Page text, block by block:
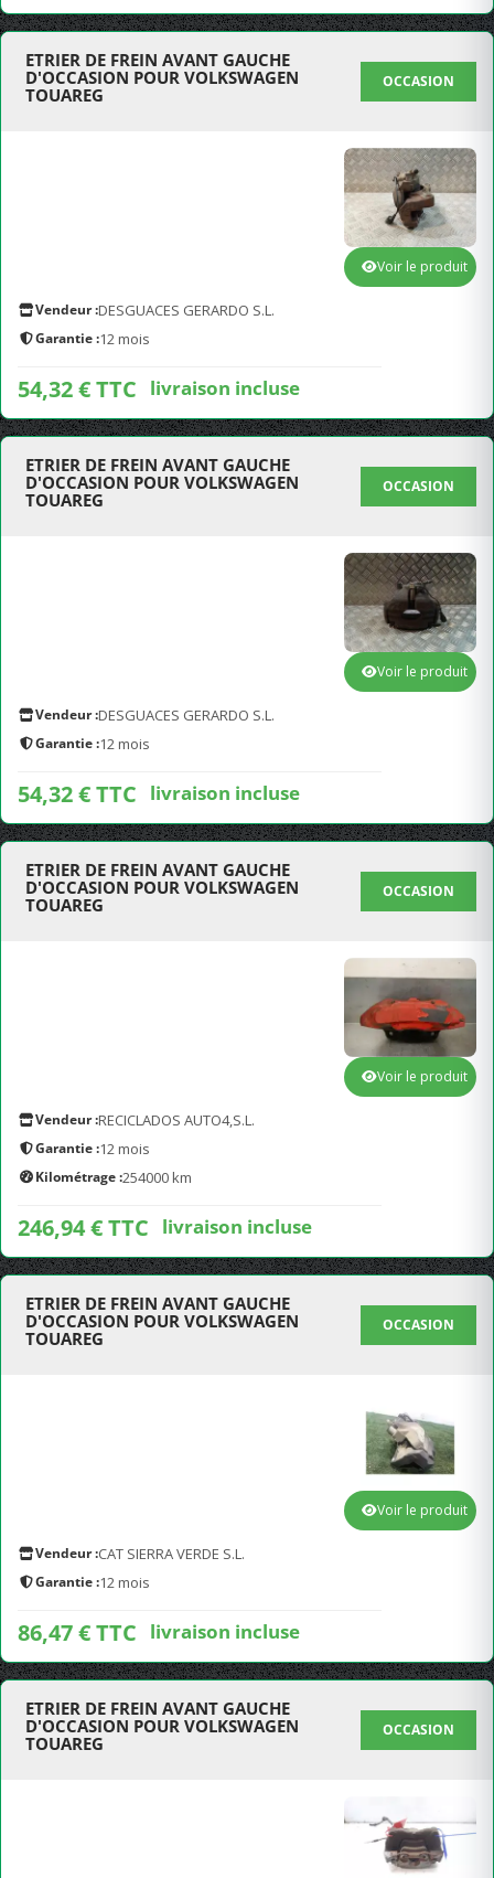
ETRIER DE FREIN AVANT GAUCHE
D'OCCASION POUR VOLKSWAGEN
TOUAREG
OCCASION
Vendeur :DESGUACES GERARDO S.L.
Garantie :12 mois
54,32 € TTC livraison incluse
Voir le produit
ETRIER DE FREIN AVANT GAUCHE
D'OCCASION POUR VOLKSWAGEN
TOUAREG
OCCASION
Vendeur :DESGUACES GERARDO S.L.
Garantie :12 mois
54,32 € TTC livraison incluse
Voir le produit
ETRIER DE FREIN AVANT GAUCHE
D'OCCASION POUR VOLKSWAGEN
TOUAREG
OCCASION
Vendeur :RECICLADOS AUTO4,S.L.
Garantie :12 mois
Kilométrage :254000 km
246,94 € TTC livraison incluse
Voir le produit
ETRIER DE FREIN AVANT GAUCHE
D'OCCASION POUR VOLKSWAGEN
TOUAREG
OCCASION
Vendeur :CAT SIERRA VERDE S.L.
Garantie :12 mois
86,47 € TTC livraison incluse
Voir le produit
ETRIER DE FREIN AVANT GAUCHE
D'OCCASION POUR VOLKSWAGEN
TOUAREG
OCCASION